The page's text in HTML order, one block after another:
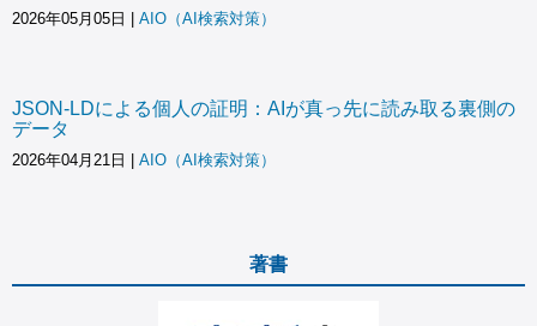
2026年05月05日 AIO（AI検索対策）
JSON-LDによる個人の証明：AIが真っ先に読み取る裏側の
データ
2026年04月21日 AIO（AI検索対策）
著書